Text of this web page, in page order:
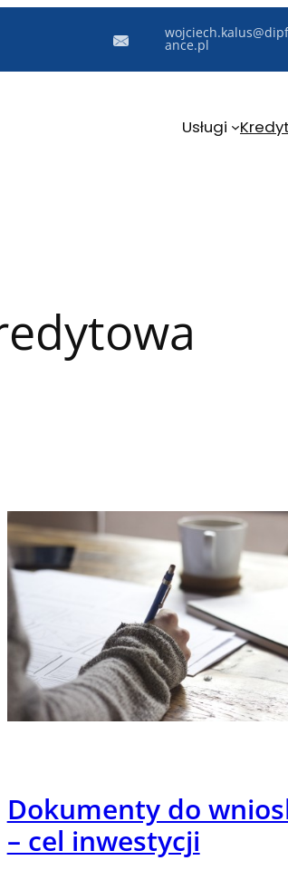
ance.pl
Usługi
Dokumenty do
– cel inwestycji